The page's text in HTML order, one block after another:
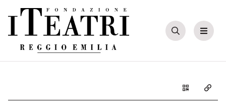
Cerca Menu
Genera il